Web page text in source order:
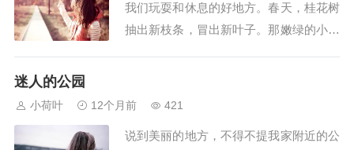
人们的血汗钱呢...
我们玩耍和休息的好地方。春天，桂花树
抽出新枝条，冒出新叶子。那嫩绿的小叶
一台天然的空调。一些大哥哥、大姐姐还
迷人的公园
小荷叶 12个月前 421
说到美丽的地方，不得不提我家附近的公